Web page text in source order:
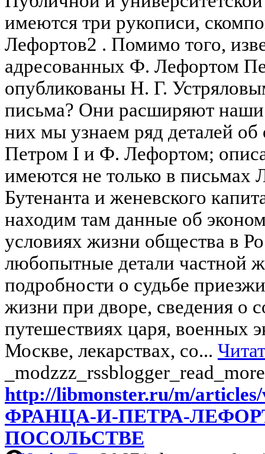
имеются три рукописи,
Лефортов2 . Помимо того,
адресованных Ф. Лефортом
опубликованы Н. Г.
письма? Они расширяют наши
них мы узнаем ряд деталей
Петром I и Ф. Лефортом;
имеются не только в письмах
Бутенанта и женевского
находим там данные об
условиях жизни общества в
любопытные детали частной
подробности о судьбе
жизни при дворе, сведения о
путешествиях царя, военных
Москве, лекарствах, со...
_modzzz_rssblogger_read_more
http://libmonster.ru/m/
ФРАНЦА-И-ПЕТРА-
ПОСОЛЬСТВЕ